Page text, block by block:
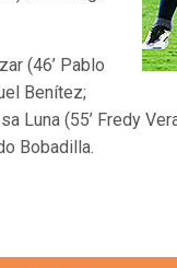
(46’ Pablo
Benítez;
Luna (55’ Fredy
Bobadilla.